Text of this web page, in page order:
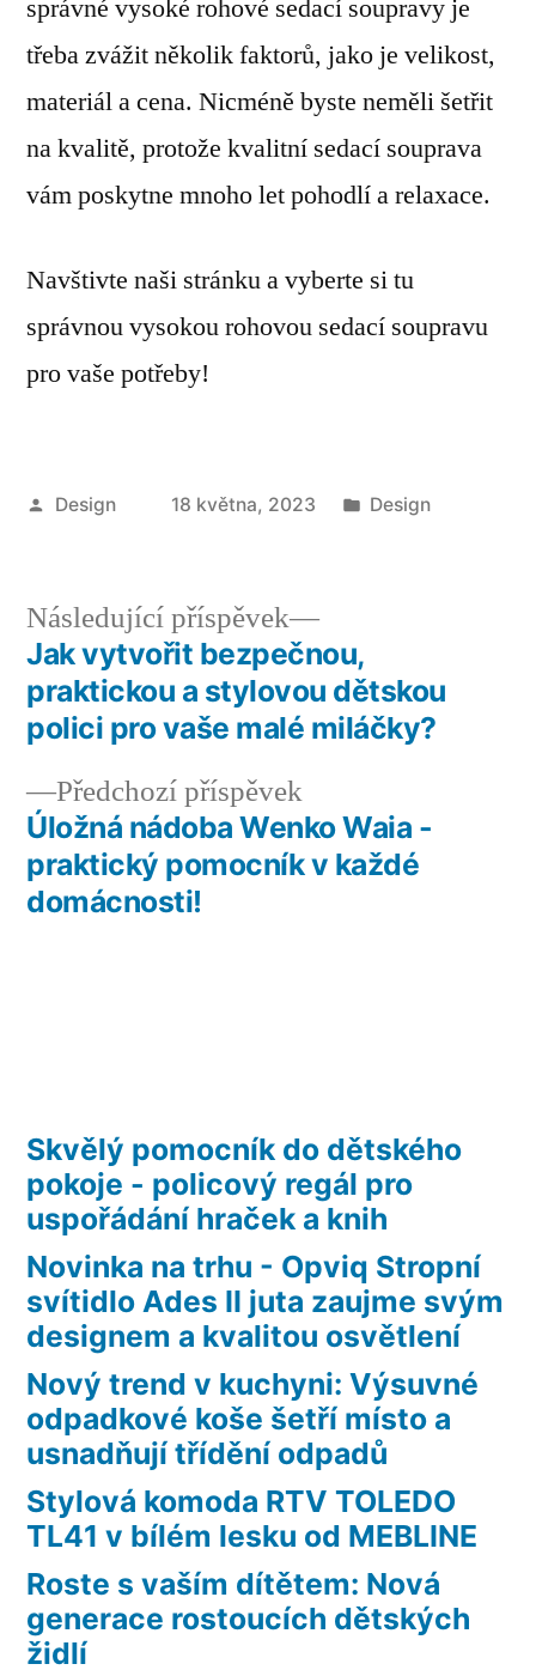
správné vysoké rohové sedací soupravy je
třeba zvážit několik faktorů, jako je velikost,
materiál a cena. Nicméně byste neměli šetřit
na kvalitě, protože kvalitní sedací souprava
vám poskytne mnoho let pohodlí a relaxace.
Navštivte naši stránku a vyberte si tu
správnou vysokou rohovou sedací soupravu
pro vaše potřeby!
Autor
Design 18 května, 2023
Publikováno
Design
Navigace
pro
příspěvek
Předchozí příspěvekPředchozí
příspěvek:
Úložná nádoba Wenko Waia -
praktický pomocník v každé
domácnosti!
Následující příspěvek
Následující
příspěvek:
Jak vytvořit bezpečnou,
praktickou a stylovou dětskou
polici pro vaše malé miláčky?
Skvělý pomocník do dětského
pokoje - policový regál pro
uspořádání hraček a knih
Novinka na trhu - Opviq Stropní
svítidlo Ades II juta zaujme svým
designem a kvalitou osvětlení
Nový trend v kuchyni: Výsuvné
odpadkové koše šetří místo a
usnadňují třídění odpadů
Stylová komoda RTV TOLEDO
TL41 v bílém lesku od MEBLINE
Roste s vaším dítětem: Nová
generace rostoucích dětských
židlí